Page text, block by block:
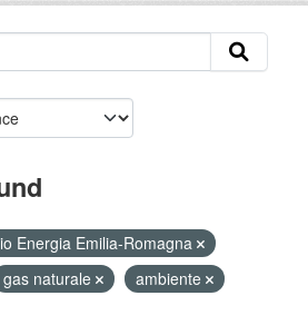
Energia Emilia-Romagna
gas naturale
ambiente